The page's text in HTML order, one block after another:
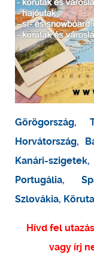
Görögország,
Horvátország,
Kanári-szigetek
Portugália,
Szlovákia,
Hívd fel
vagy írj